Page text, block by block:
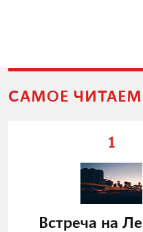
САМОЕ
1
Встреча на